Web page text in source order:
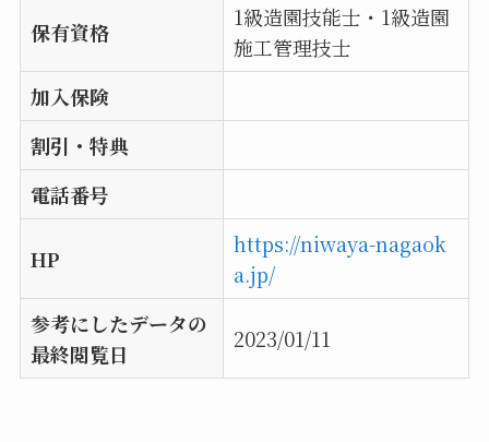
保有資格
1級造園技能士・1級造園
施工管理技士
加入保険
割引・特典
電話番号
HP
https://niwaya-nagaok
a.jp/
参考にしたデータの
最終閲覧日
2023/01/11